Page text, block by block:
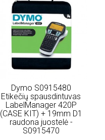
Dymo S0915480
Etikečių spausdintuvas
LabelManager 420P
(CASE KIT) + 19mm D1
raudona juostelė -
S0915470